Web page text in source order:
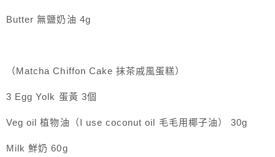
Butter 無鹽奶油 4g
（Matcha Chiffon Cake 抹茶戚風蛋糕）
3 Egg Yolk 蛋黃 3個
Veg oil 植物油（I use coconut oil 毛毛用椰子油） 30g
Milk 鮮奶 60g